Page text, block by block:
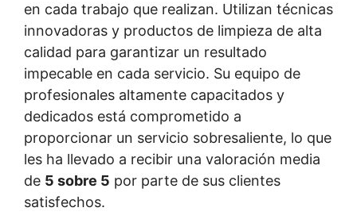
en cada trabajo que realizan. Utilizan técnicas
innovadoras y productos de limpieza de alta
calidad para garantizar un resultado
impecable en cada servicio. Su equipo de
profesionales altamente capacitados y
dedicados está comprometido a
proporcionar un servicio sobresaliente, lo que
les ha llevado a recibir una valoración media
de 5 sobre 5 por parte de sus clientes
satisfechos.